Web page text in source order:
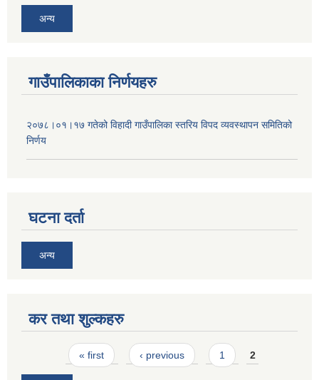
अन्य
गाउँपालिकाका निर्णयहरु
२०७८।०१।१७ गतेको विहादी गाउँपालिका स्तरिय विपद व्यवस्थापन समितिको
निर्णय
घटना दर्ता
अन्य
कर तथा शुल्कहरु
Pages« first ‹ previous 1 2